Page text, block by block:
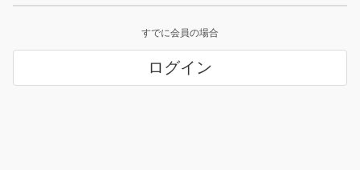
すでに会員の場合
ログイン